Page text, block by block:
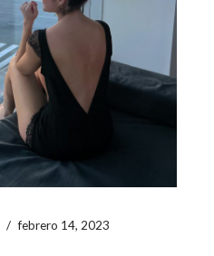
febrero 14, 2023